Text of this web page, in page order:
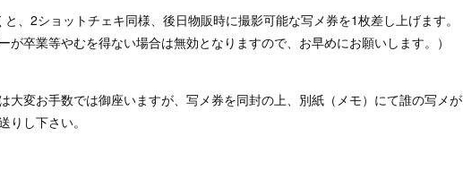
、2ショットチェキ同様、後日物販時に撮影可能な写メ券を1枚差し上げます。
が卒業等やむを得ない場合は無効となりますので、お早めにお願いします。）
大変お手数では御座いますが、写メ券を同封の上、別紙（メモ）にて誰の写メが
し下さい。